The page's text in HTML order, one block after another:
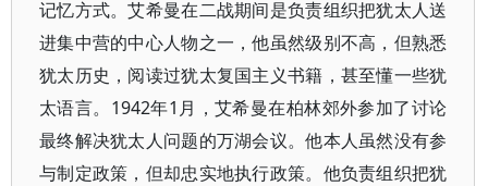
记忆方式。艾希曼在二战期间是负责组织把犹太人送
进集中营的中心人物之一，他虽然级别不高，但熟悉
犹太历史，阅读过犹太复国主义书籍，甚至懂一些犹
太语言。1942年1月，艾希曼在柏林郊外参加了讨论
最终解决犹太人问题的万湖会议。他本人虽然没有参
与制定政策，但却忠实地执行政策。他负责组织把犹